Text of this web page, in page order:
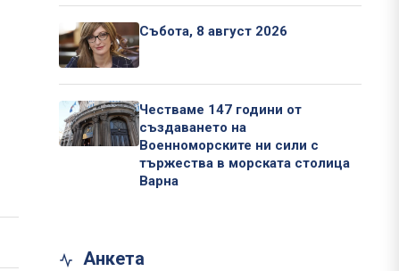
Събота, 8 август 2026
Честваме 147 години от
създаването на
Военноморските ни сили с
тържества в морската столица
Варна
Анкета